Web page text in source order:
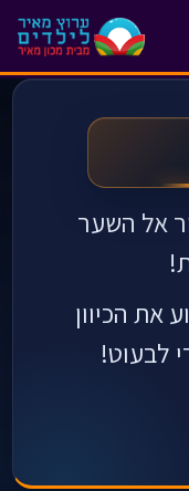
אל השער
את הכיוון
לבעוט!